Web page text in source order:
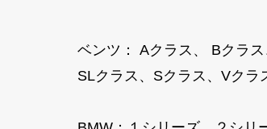
ベンツ： Aクラス、 Bクラ
SLクラス、Sクラス、Vク